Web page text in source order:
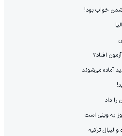
خواب بود!
افتاد؟
آماده می‌شوند
داد
به وینی است
والیبال ترکیه